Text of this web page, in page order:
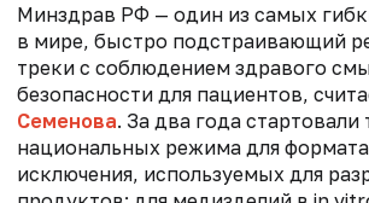
Минздрав РФ — один из самых
в мире, быстро подстраивающий
треки с соблюдением здравого
безопасности для пациентов,
Семенова. За два года стартовали
национальных режима для
исключения, используемых для